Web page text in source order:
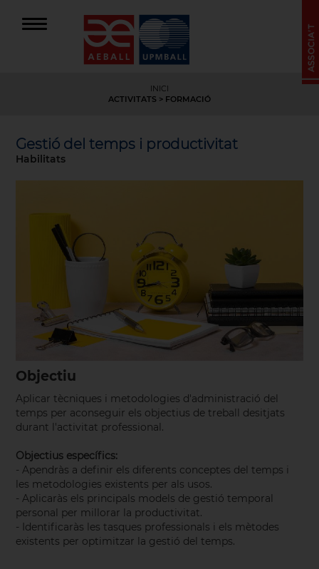
INICI
ACTIVITATS > FORMACIÓ
Gestió del temps i productivitat
Habilitats
Objectiu
Aplicar tècniques i metodologies d'administració del
temps per aconseguir els objectius de treball desitjats
durant l'activitat professional.
Objectius específics:
- Apendràs a definir els diferents conceptes del temps i
les metodologies existents per als usos.
- Aplicaràs els principals models de gestió temporal
personal per millorar la productivitat.
- Identificaràs les tasques professionals i els mètodes
existents per optimitzar la gestió del temps.